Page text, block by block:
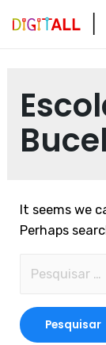
It seems we
Perhaps